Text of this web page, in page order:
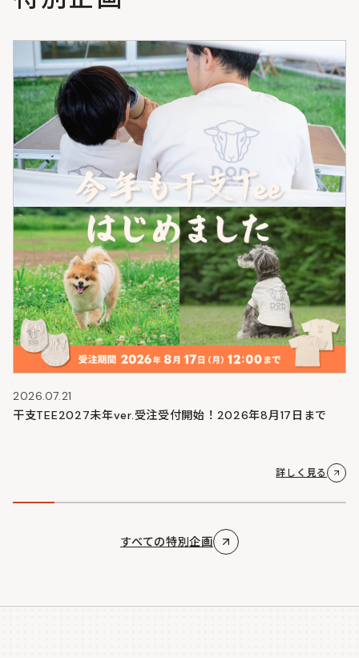
2026.07.21
干支TEE2027未年ver.受注受付開始！2026年8月17日まで
詳しく見る
すべての特別企画